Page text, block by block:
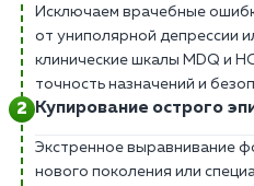
Исключаем врачебные
от униполярной депрессии
клинические шкалы MDQ и
точность назначений и
Купирование острого
Экстренное выравнивание
нового поколения или